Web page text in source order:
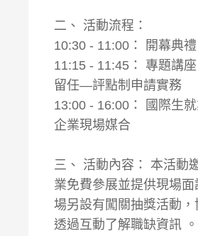
二、 活動流程：
10:30 - 11:00： 開幕典禮
11:15 - 11:45： 專題講
留任—評點制申請實務
13:00 - 16:00： 國際生
企業現場媒合
三、 活動內容： 本活動
業免費參展並提供現場
場另設有闖關抽獎活動，
透過互動了解職缺資訊 。